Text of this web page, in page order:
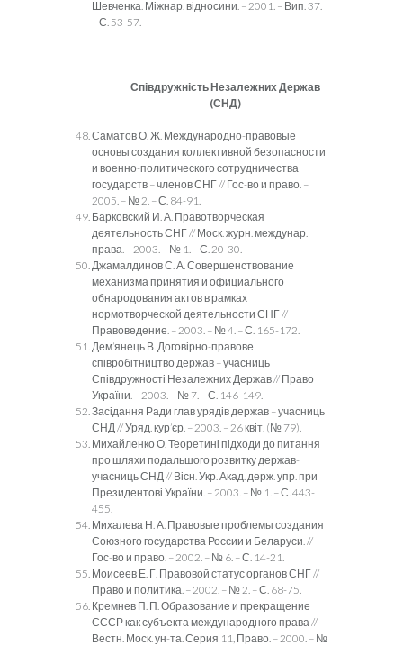
Шевченка. Міжнар. відносини. – 2001. – Вип. 37.
– С. 53-57.
Співдружність Незалежних Держав
(СНД)
Саматов О. Ж. Международно-правовые
основы создания коллективной безопасности
и военно-политического сотрудничества
государств – членов СНГ // Гос-во и право. –
2005. – № 2. – С. 84-91.
Барковский И. А. Правотворческая
деятельность СНГ // Моск. журн. междунар.
права. – 2003. – № 1. – С. 20-30.
Джамалдинов С. А. Совершенствование
механизма принятия и официального
обнародования актов в рамках
нормотворческой деятельности СНГ //
Правоведение. – 2003. – № 4. – С. 165-172.
Дем’янець В. Договірно-правове
співробітництво держав – учасниць
Співдружності Незалежних Держав // Право
України. – 2003. – № 7. – С. 146-149.
Засідання Ради глав урядів держав – учасниць
СНД // Уряд. кур’єр. – 2003. – 26 квіт. (№ 79).
Михайленко О. Теоретині підходи до питання
про шляхи подальшого розвитку держав-
учасниць СНД // Вісн. Укр. Акад. держ. упр. при
Президентові України. – 2003. – № 1. – С. 443-
455.
Михалева Н. А. Правовые проблемы создания
Союзного государства России и Беларуси. //
Гос-во и право. – 2002. – № 6. – С. 14-21.
Моисеев Е. Г. Правовой статус органов СНГ //
Право и политика. – 2002. – № 2. – С. 68-75.
Кремнев П. П. Образование и прекращение
СССР как субъекта международного права //
Вестн. Моск. ун-та. Серия 11, Право. – 2000. – №